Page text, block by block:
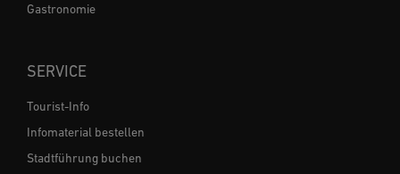
Gastronomie
SERVICE
Tourist-Info
Infomaterial bestellen
Stadtführung buchen